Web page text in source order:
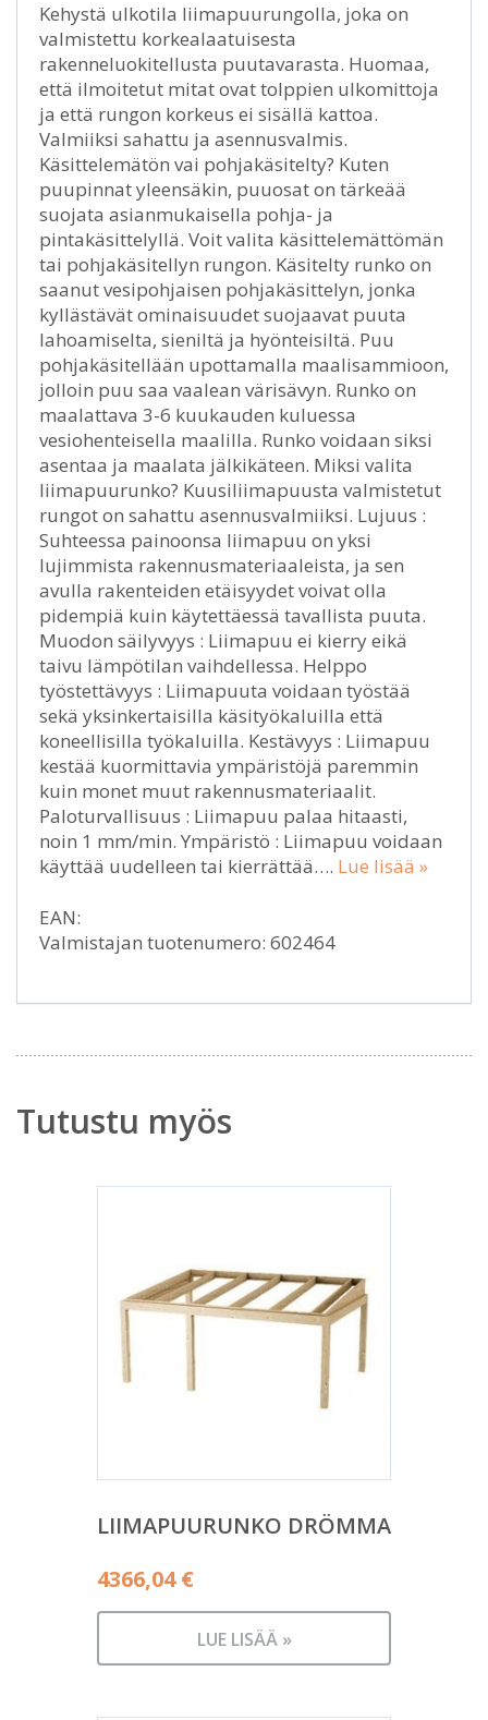
Kehystä ulkotila liimapuurungolla, joka on
valmistettu korkealaatuisesta
rakenneluokitellusta puutavarasta. Huomaa,
että ilmoitetut mitat ovat tolppien ulkomittoja
ja että rungon korkeus ei sisällä kattoa.
Valmiiksi sahattu ja asennusvalmis.
Käsittelemätön vai pohjakäsitelty? Kuten
puupinnat yleensäkin, puuosat on tärkeää
suojata asianmukaisella pohja- ja
pintakäsittelyllä. Voit valita käsittelemättömän
tai pohjakäsitellyn rungon. Käsitelty runko on
saanut vesipohjaisen pohjakäsittelyn, jonka
kyllästävät ominaisuudet suojaavat puuta
lahoamiselta, sieniltä ja hyönteisiltä. Puu
pohjakäsitellään upottamalla maalisammioon,
jolloin puu saa vaalean värisävyn. Runko on
maalattava 3-6 kuukauden kuluessa
vesiohenteisella maalilla. Runko voidaan siksi
asentaa ja maalata jälkikäteen. Miksi valita
liimapuurunko? Kuusiliimapuusta valmistetut
rungot on sahattu asennusvalmiiksi. Lujuus :
Suhteessa painoonsa liimapuu on yksi
lujimmista rakennusmateriaaleista, ja sen
avulla rakenteiden etäisyydet voivat olla
pidempiä kuin käytettäessä tavallista puuta.
Muodon säilyvyys : Liimapuu ei kierry eikä
taivu lämpötilan vaihdellessa. Helppo
työstettävyys : Liimapuuta voidaan työstää
sekä yksinkertaisilla käsityökaluilla että
koneellisilla työkaluilla. Kestävyys : Liimapuu
kestää kuormittavia ympäristöjä paremmin
kuin monet muut rakennusmateriaalit.
Paloturvallisuus : Liimapuu palaa hitaasti,
noin 1 mm/min. Ympäristö : Liimapuu voidaan
käyttää uudelleen tai kierrättää…. Lue lisää »
EAN:
Valmistajan tuotenumero: 602464
Tutustu myös
LIIMAPUURUNKO DRÖMMA
4366,04€
LUE LISÄÄ »